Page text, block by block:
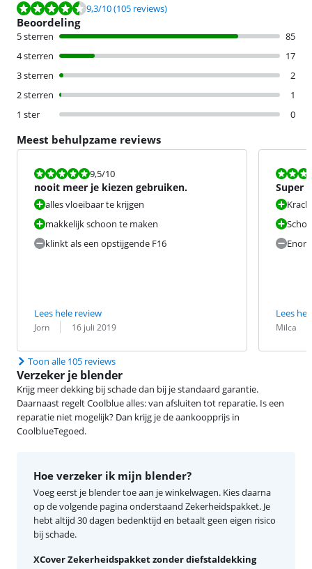
Beoordeling is 9,3 van de 10, gebaseerd op 105 reviews.
9,3/10(105 reviews)
Beoordeling
5 sterren
85
4 sterren
17
3 sterren
2
2 sterren
1
1 ster
0
Meest behulpzame reviews
Beoordeling is 9,5 van de 10.
9,5/10
nooit meer je kiezen gebruiken.
alles vloeibaar te krijgen
makkelijk schoon te maken
klinkt als een opstijgende F16
Lees hele review
Beoordeling door:
Jorn
Datum: 16 juli 2019
Super
Lees
Milca
Datum:
Toon alle 105 reviews
Verzeker je blender
Krijg meer dekking bij schade dan bij je standaard garantie.
Daarnaast regelt Coolblue alles: van afsluiten tot reparatie. Is een
reparatie niet mogelijk? Dan krijg je de aankoopprijs in
CoolblueTegoed.
Hoe verzeker ik mijn blender?
Voeg eerst je blender toe aan je winkelwagen. Kies daarna
op de volgende pagina onderstaand Zekerheidspakket. Je
hebt altijd 30 dagen bedenktijd en betaalt geen eigen risico
bij schade.
XCover Zekerheidspakket zonder diefstaldekking